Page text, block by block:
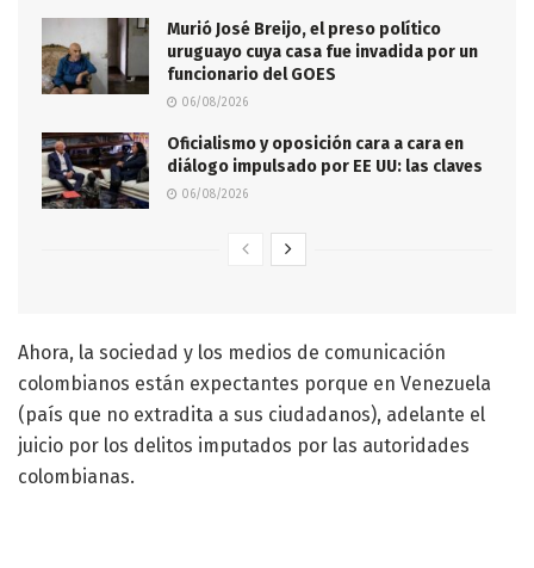
Murió José Breijo, el preso político
uruguayo cuya casa fue invadida por un
funcionario del GOES
06/08/2026
Oficialismo y oposición cara a cara en
diálogo impulsado por EE UU: las claves
06/08/2026
Ahora, la sociedad y los medios de comunicación
colombianos están expectantes porque en Venezuela
(país que no extradita a sus ciudadanos), adelante el
juicio por los delitos imputados por las autoridades
colombianas.